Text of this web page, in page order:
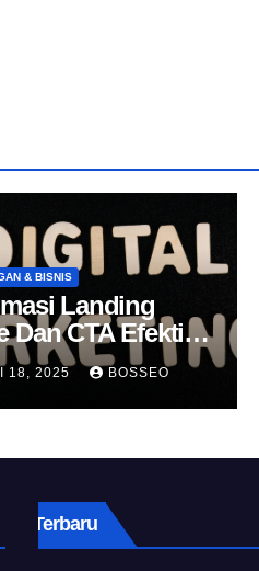
& BISNIS
Landing
Dan CTA Efektif
Konversi
18, 2025 BOSSEO
Terbaru